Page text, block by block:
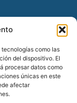
como las
del dispositivo. El
procesar datos como
únicas en este
afectar
de Alarcón,